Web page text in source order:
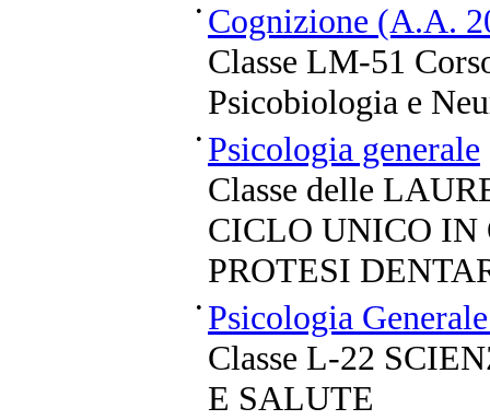
• Cognizione (A.A.
Classe LM-51
Psicobiologia e
• Psicologia generale
Classe delle
CICLO UNICO IN
PROTESI
• Psicologia
Classe L-22
E SALUTE